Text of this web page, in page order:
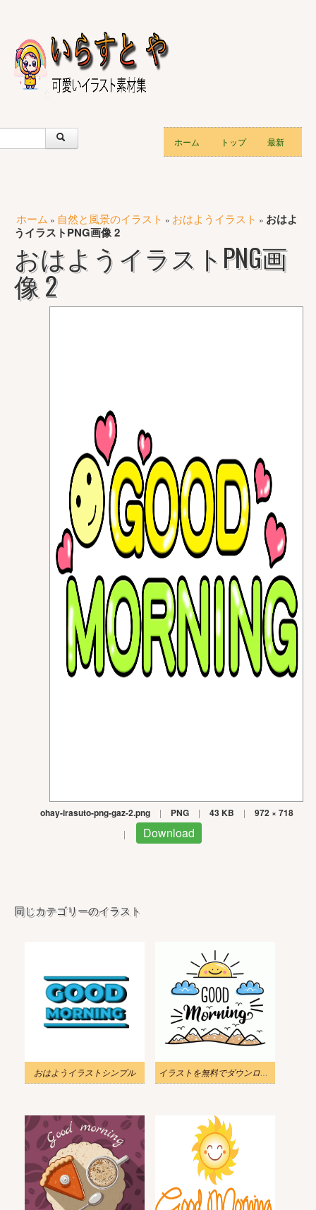
ホーム トップ 最新
ホーム » 自然と風景のイラスト » おはようイラスト » おはよ
うイラストPNG画像 2
おはようイラストPNG画
像 2
ohay-irasuto-png-gaz-2.png | PNG | 43 KB | 972 × 718
| Download
同じカテゴリーのイラスト
おはようイラストシンプル イラストを無料でダウンロード おはようございます